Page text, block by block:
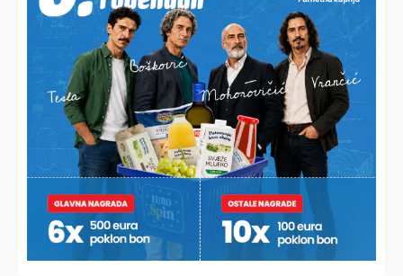
NAJNOVIJE VIJESTI
ODIGRAN JE 25. DERBI SJEVERA
Slaven nadigran na domaćem terenu, Varaždin zabio četiri
gola i uzeo puni plijen